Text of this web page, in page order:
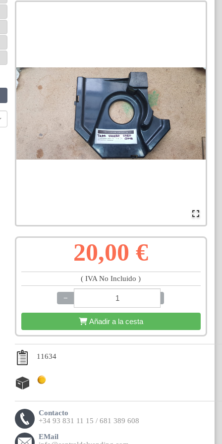
20,00 €
( IVA No Incluido )
−
Añadir a la cesta
11634
Contacto
+34 93 831 11 15 / 681 389 608
EMail